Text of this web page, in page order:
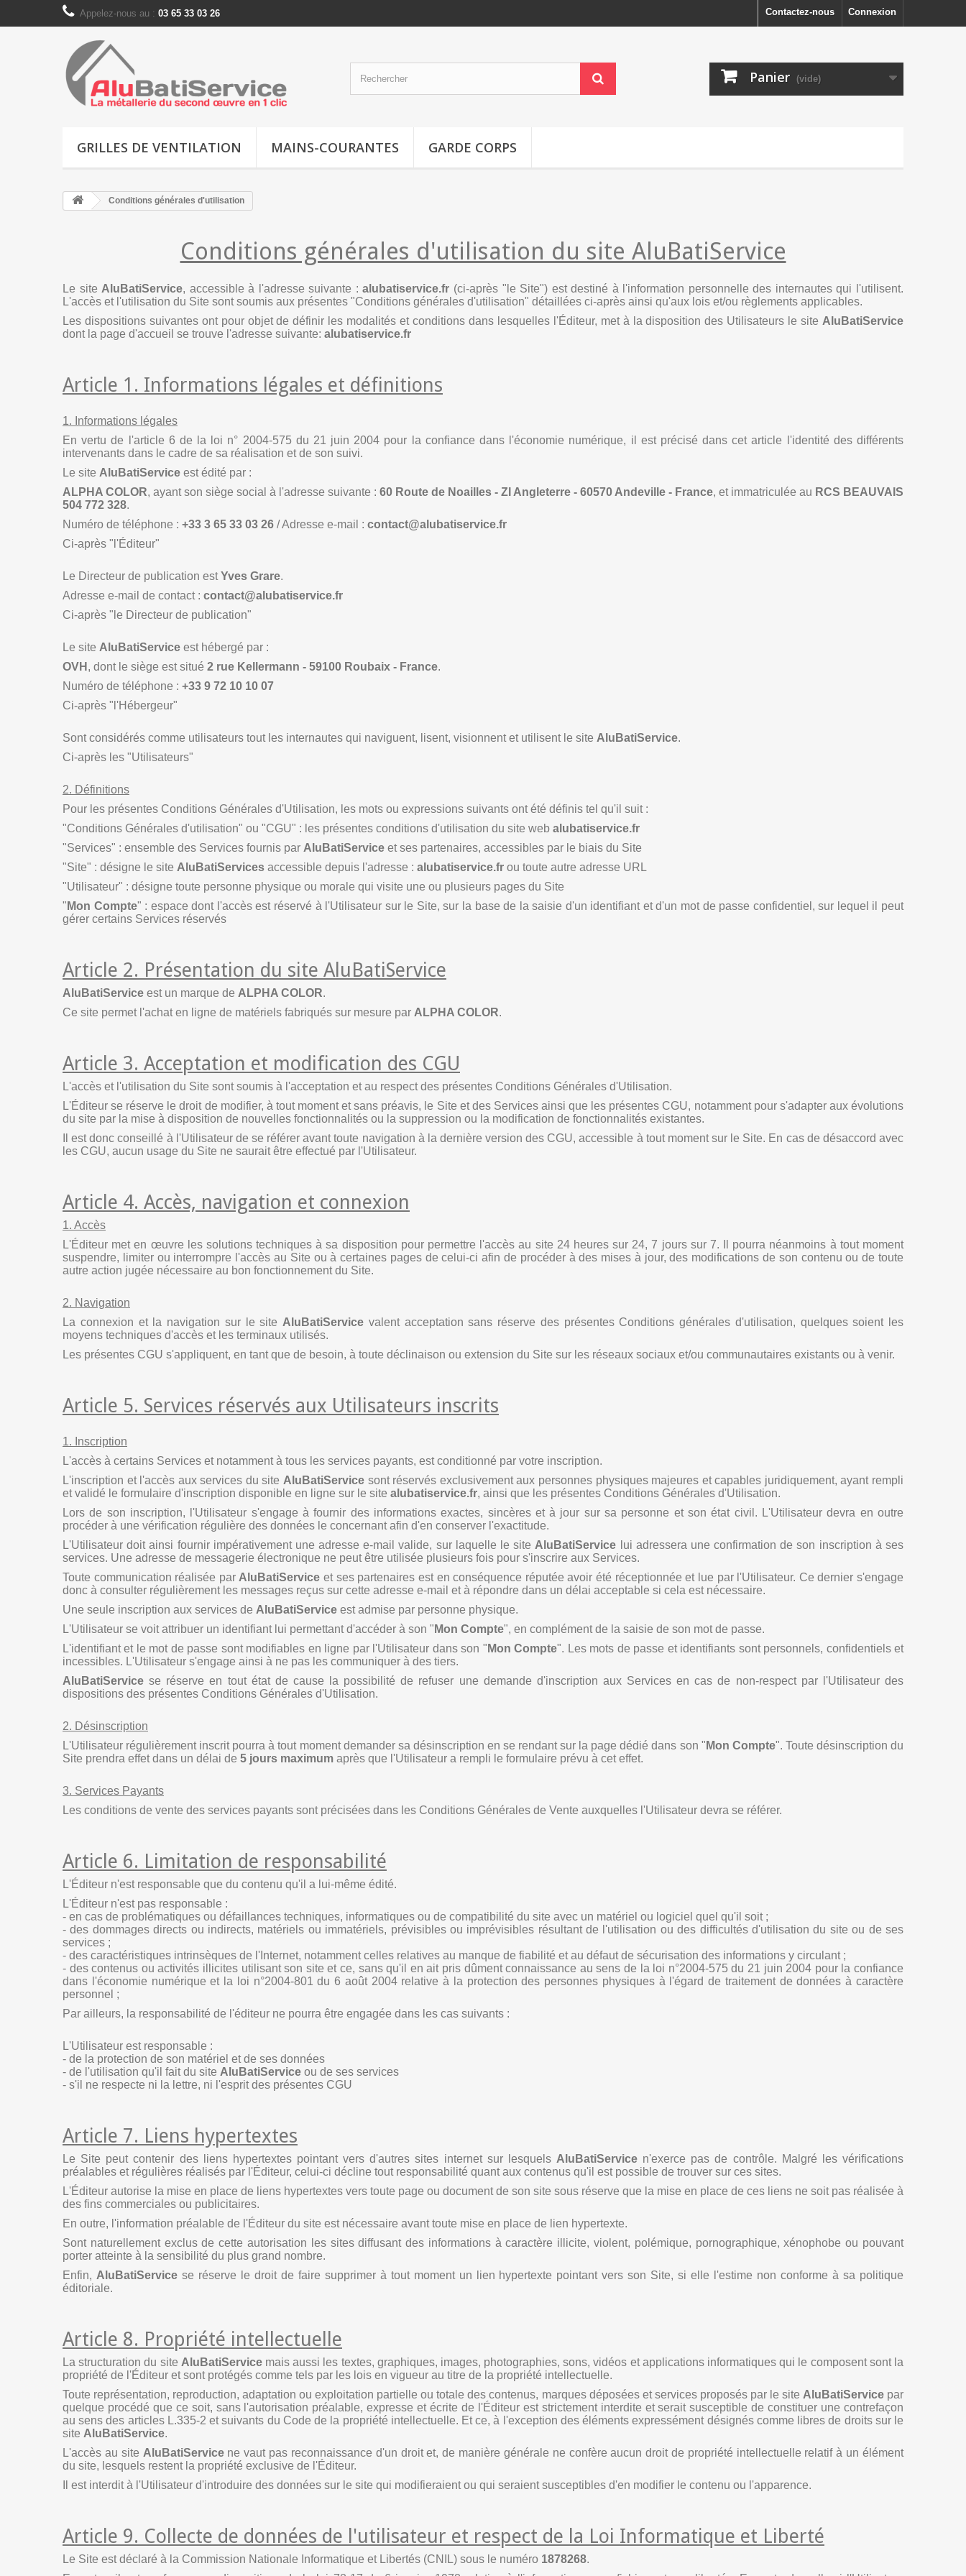
Connexion
Contactez-nous
Appelez-nous au : 03 65 33 03 26
Panier (vide)
GRILLES DE VENTILATION MAINS-COURANTES GARDE CORPS
Conditions générales d'utilisation
Conditions générales d'utilisation du site AluBatiService
Le site AluBatiService, accessible à l'adresse suivante :alubatiservice.fr (ci-après "le Site") est destiné à l'information personnelle des internautes qui l'utilisent.
L'accès et l'utilisation du Site sont soumis aux présentes "Conditions générales d'utilisation" détaillées ci-après ainsi qu'aux lois et/ou règlements applicables.
Les dispositions suivantes ont pour objet de définir les modalités et conditions dans lesquelles l'Éditeur, met à la disposition des Utilisateurs le site AluBatiService
dont la page d'accueil se trouve l'adresse suivante: alubatiservice.fr
Article 1. Informations légales et définitions
1. Informations légales
En vertu de l'article 6 de la loi n° 2004-575 du 21 juin 2004 pour la confiance dans l'économie numérique, il est précisé dans cet article l'identité des différents
intervenants dans le cadre de sa réalisation et de son suivi.
Le site AluBatiService est édité par :
ALPHA COLOR, ayant son siège social à l'adresse suivante : 60 Route de Noailles - ZI Angleterre - 60570 Andeville - France, et immatriculée au RCS BEAUVAIS
504 772 328.
Numéro de téléphone : +33 3 65 33 03 26 / Adresse e-mail : contact@alubatiservice.fr
Ci-après "l'Éditeur"
Le Directeur de publication estYves Grare.
Adresse e-mail de contact : contact@alubatiservice.fr
Ci-après "le Directeur de publication"
Le site AluBatiService est hébergé par :
OVH , dont le siège est situé 2 rue Kellermann - 59100 Roubaix - France.
Numéro de téléphone : +33 9 72 10 10 07
Ci-après "l'Hébergeur"
Sont considérés comme utilisateurs tout les internautes qui naviguent, lisent, visionnent et utilisent le site AluBatiService.
Ci-après les "Utilisateurs"
2. Définitions
Pour les présentes Conditions Générales d'Utilisation, les mots ou expressions suivants ont été définis tel qu'il suit :
"Conditions Générales d'utilisation" ou "CGU" : les présentes conditions d'utilisation du site web alubatiservice.fr
"Services" : ensemble des Services fournis par AluBatiService et ses partenaires, accessibles par le biais du Site
"Site" : désigne le site AluBatiServices accessible depuis l'adresse : alubatiservice.fr ou toute autre adresse URL
"Utilisateur" : désigne toute personne physique ou morale qui visite une ou plusieurs pages du Site
" Mon Compte" : espace dont l'accès est réservé à l'Utilisateur sur le Site, sur la base de la saisie d'un identifiant et d'un mot de passe confidentiel, sur lequel il peut
gérer certains Services réservés
Article 2. Présentation du site AluBatiService
AluBatiService est un marque de ALPHA COLOR.
Ce site permet l'achat en ligne de matériels fabriqués sur mesure par ALPHA COLOR.
Article 3. Acceptation et modification des CGU
L'accès et l'utilisation du Site sont soumis à l'acceptation et au respect des présentes Conditions Générales d'Utilisation.
L'Éditeur se réserve le droit de modifier, à tout moment et sans préavis, le Site et des Services ainsi que les présentes CGU, notamment pour s'adapter aux évolutions
du site par la mise à disposition de nouvelles fonctionnalités ou la suppression ou la modification de fonctionnalités existantes.
Il est donc conseillé à l'Utilisateur de se référer avant toute navigation à la dernière version des CGU, accessible à tout moment sur le Site. En cas de désaccord avec
les CGU, aucun usage du Site ne saurait être effectué par l'Utilisateur.
Article 4. Accès, navigation et connexion
1. Accès
L'Éditeur met en œuvre les solutions techniques à sa disposition pour permettre l'accès au site 24 heures sur 24, 7 jours sur 7. Il pourra néanmoins à tout moment
suspendre, limiter ou interrompre l'accès au Site ou à certaines pages de celui-ci afin de procéder à des mises à jour, des modifications de son contenu ou de toute
autre action jugée nécessaire au bon fonctionnement du Site.
2. Navigation
La connexion et la navigation sur le site AluBatiService valent acceptation sans réserve des présentes Conditions générales d'utilisation, quelques soient les
moyens techniques d'accès et les terminaux utilisés.
Les présentes CGU s'appliquent, en tant que de besoin, à toute déclinaison ou extension du Site sur les réseaux sociaux et/ou communautaires existants ou à venir.
Article 5. Services réservés aux Utilisateurs inscrits
1. Inscription
L'accès à certains Services et notamment à tous les services payants, est conditionné par votre inscription.
L'inscription et l'accès aux services du site AluBatiService sont réservés exclusivement aux personnes physiques majeures et capables juridiquement, ayant rempli
et validé le formulaire d'inscription disponible en ligne sur le site alubatiservice.fr, ainsi que les présentes Conditions Générales d'Utilisation.
Lors de son inscription, l'Utilisateur s'engage à fournir des informations exactes, sincères et à jour sur sa personne et son état civil. L'Utilisateur devra en outre
procéder à une vérification régulière des données le concernant afin d'en conserver l'exactitude.
L'Utilisateur doit ainsi fournir impérativement une adresse e-mail valide, sur laquelle le site AluBatiService lui adressera une confirmation de son inscription à ses
services. Une adresse de messagerie électronique ne peut être utilisée plusieurs fois pour s'inscrire aux Services.
Toute communication réalisée par AluBatiService et ses partenaires est en conséquence réputée avoir été réceptionnée et lue par l'Utilisateur. Ce dernier s'engage
donc à consulter régulièrement les messages reçus sur cette adresse e-mail et à répondre dans un délai acceptable si cela est nécessaire.
Une seule inscription aux services de AluBatiService est admise par personne physique.
L'Utilisateur se voit attribuer un identifiant lui permettant d'accéder à son " Mon Compte", en complément de la saisie de son mot de passe.
L'identifiant et le mot de passe sont modifiables en ligne par l'Utilisateur dans son " Mon Compte". Les mots de passe et identifiants sont personnels, confidentiels et
incessibles. L'Utilisateur s'engage ainsi à ne pas les communiquer à des tiers.
AluBatiService se réserve en tout état de cause la possibilité de refuser une demande d'inscription aux Services en cas de non-respect par l'Utilisateur des
dispositions des présentes Conditions Générales d'Utilisation.
2. Désinscription
L'Utilisateur régulièrement inscrit pourra à tout moment demander sa désinscription en se rendant sur la page dédié dans son " Mon Compte". Toute désinscription du
Site prendra effet dans un délai de 5 jours maximum après que l'Utilisateur a rempli le formulaire prévu à cet effet.
3. Services Payants
Les conditions de vente des services payants sont précisées dans les Conditions Générales de Vente auxquelles l'Utilisateur devra se référer.
Article 6. Limitation de responsabilité
L'Éditeur n'est responsable que du contenu qu'il a lui-même édité.
L'Éditeur n'est pas responsable :
- en cas de problématiques ou défaillances techniques, informatiques ou de compatibilité du site avec un matériel ou logiciel quel qu'il soit ;
- des dommages directs ou indirects, matériels ou immatériels, prévisibles ou imprévisibles résultant de l'utilisation ou des difficultés d'utilisation du site ou de ses
services ;
- des caractéristiques intrinsèques de l'Internet, notamment celles relatives au manque de fiabilité et au défaut de sécurisation des informations y circulant ;
- des contenus ou activités illicites utilisant son site et ce, sans qu'il en ait pris dûment connaissance au sens de la loi n°2004-575 du 21 juin 2004 pour la confiance
dans l'économie numérique et la loi n°2004-801 du 6 août 2004 relative à la protection des personnes physiques à l'égard de traitement de données à caractère
personnel ;
Par ailleurs, la responsabilité de l'éditeur ne pourra être engagée dans les cas suivants :
L'Utilisateur est responsable :
- de la protection de son matériel et de ses données
- de l'utilisation qu'il fait du site AluBatiService ou de ses services
- s'il ne respecte ni la lettre, ni l'esprit des présentes CGU
Article 7. Liens hypertextes
Le Site peut contenir des liens hypertextes pointant vers d'autres sites internet sur lesquels AluBatiService n'exerce pas de contrôle. Malgré les vérifications
préalables et régulières réalisés par l'Éditeur, celui-ci décline tout responsabilité quant aux contenus qu'il est possible de trouver sur ces sites.
L'Éditeur autorise la mise en place de liens hypertextes vers toute page ou document de son site sous réserve que la mise en place de ces liens ne soit pas réalisée à
des fins commerciales ou publicitaires.
En outre, l'information préalable de l'Éditeur du site est nécessaire avant toute mise en place de lien hypertexte.
Sont naturellement exclus de cette autorisation les sites diffusant des informations à caractère illicite, violent, polémique, pornographique, xénophobe ou pouvant
porter atteinte à la sensibilité du plus grand nombre.
Enfin, AluBatiServicese réserve le droit de faire supprimer à tout moment un lien hypertexte pointant vers son Site, si elle l'estime non conforme à sa politique
éditoriale.
Article 8. Propriété intellectuelle
La structuration du site AluBatiServicemais aussi les textes, graphiques, images, photographies, sons, vidéos et applications informatiques qui le composent sont la
propriété de l'Éditeur et sont protégés comme tels par les lois en vigueur au titre de la propriété intellectuelle.
Toute représentation, reproduction, adaptation ou exploitation partielle ou totale des contenus, marques déposées et services proposés par le site AluBatiServicepar
quelque procédé que ce soit, sans l'autorisation préalable, expresse et écrite de l'Éditeur est strictement interdite et serait susceptible de constituer une contrefaçon
au sens des articles L.335-2 et suivants du Code de la propriété intellectuelle. Et ce, à l'exception des éléments expressément désignés comme libres de droits sur le
site AluBatiService.
L'accès au site AluBatiServicene vaut pas reconnaissance d'un droit et, de manière générale ne confère aucun droit de propriété intellectuelle relatif à un élément
du site, lesquels restent la propriété exclusive de l'Éditeur.
Il est interdit à l'Utilisateur d'introduire des données sur le site qui modifieraient ou qui seraient susceptibles d'en modifier le contenu ou l'apparence.
Article 9. Collecte de données de l'utilisateur et respect de la Loi Informatique et Liberté
Le Site est déclaré à la Commission Nationale Informatique et Libertés (CNIL) sous le numéro 1878268.